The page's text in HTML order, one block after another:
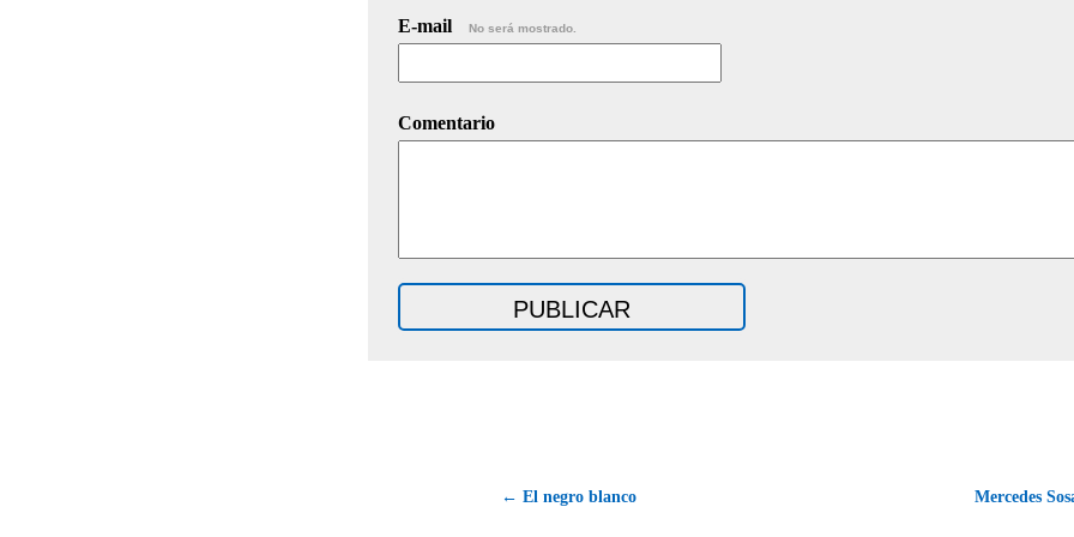
E-mail No será mostrado.
Comentario
← El negro blanco Mercedes